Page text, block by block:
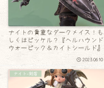
ナイトの貴重なダークメイス！も
しくはピッケル？『ヘルハウンド
ウォーピック＆カイトシールド』
2023.06.10
ナイト-剣盾